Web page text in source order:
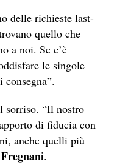
delle richieste last-
quello che
a noi. Se c’è
le singole
sorriso. “Il nostro
di fiducia con
anche quelli più
.